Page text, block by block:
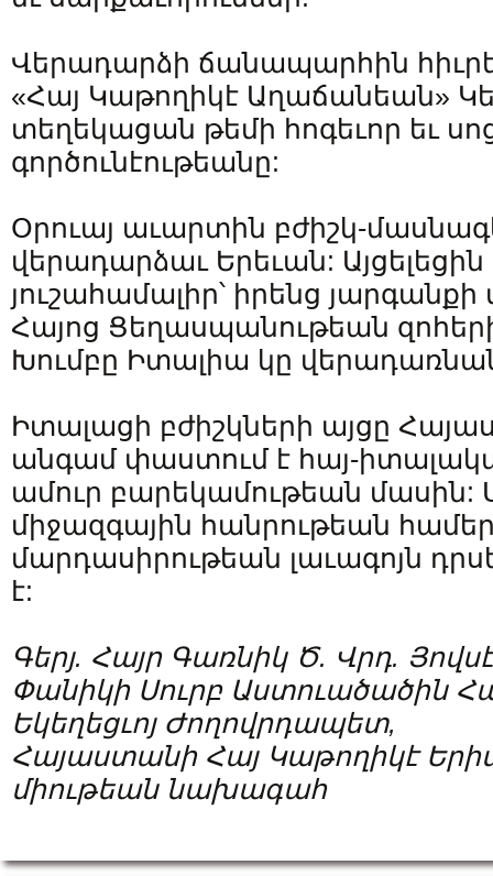
Վերադարձի ճանապարհին
«Հայ Կաթողիկէ Աղաճանեան»
տեղեկացան թեմի հոգեւոր եւ
գործունէութեանը:
Օրուայ աւարտին բժիշկ-
վերադարձաւ Երեւան:
յուշահամալիր՝ իրենց յարգանքի
Հայոց Ցեղասպանութեան
Խումբը Իտալիա կը վերադառնան
Իտալացի բժիշկների այցը
անգամ փաստում է հայ-
ամուր բարեկամութեան մասին:
միջազգային հանրութեան
մարդասիրութեան լաւագոյն
է:
Գերյ. Հայր Գառնիկ Ծ. Վրդ.
Փանիկի Սուրբ Աստուածածին
Եկեղեցւոյ Ժողովրդապետ,
Հայաստանի Հայ Կաթողիկէ
միութեան նախագահ